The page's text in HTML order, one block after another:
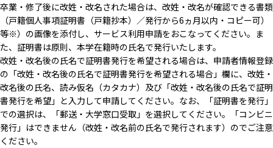
卒業・修了後に改姓・改名された場合は、改姓・改名が確認できる書類
（戸籍個人事項証明書（戸籍抄本）／発行から6ヵ月以内・コピー可）
等※）の画像を添付し、サービス利用申請をおこなってください。ま
た、証明書は原則、本学在籍時の氏名で発行いたします。
改姓・改名後の氏名で証明書発行を希望される場合は、申請者情報登録
の「改姓・改名後の氏名で証明書発行を希望される場合」欄に、改姓・
改名後の氏名、読み仮名（カタカナ）及び「改姓・改名後の氏名で証明
書発行を希望」と入力して申請してください。なお、「証明書を発行」
での選択は、「郵送・大学窓口受取」を選択してください。「コンビニ
発行」はできません（改姓・改名前の氏名で発行されます）のでご注意
ください。